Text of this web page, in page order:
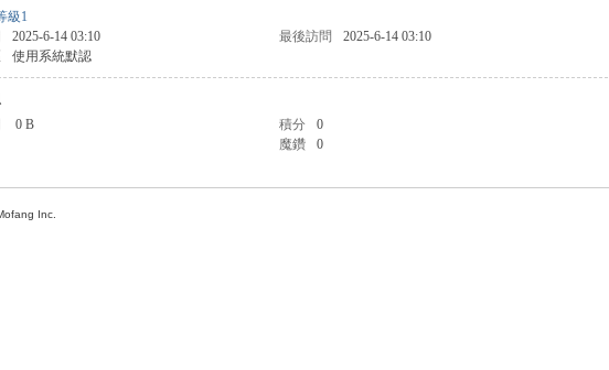
級1
2025-6-14 03:10 最後訪問 2025-6-14 03:10
使用系統默認
0 B 積分 0
魔鑽 0
Inc.